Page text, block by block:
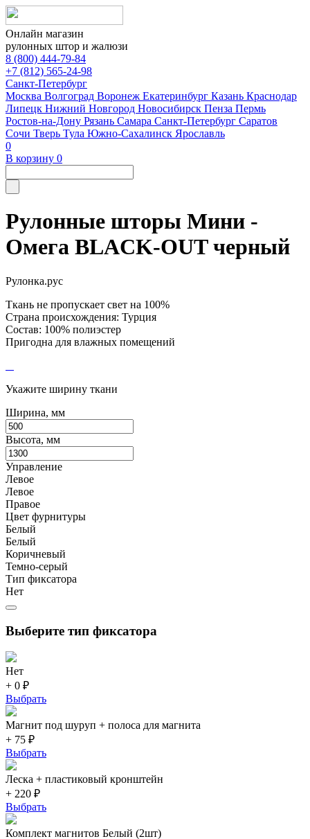
Онлайн магазин
рулонных штор и жалюзи
8 (800) 444-79-84
+7 (812) 565-24-98
Санкт-Петербург
Москва Волгоград Воронеж Екатеринбург Казань Краснодар
Липецк Нижний Новгород Новосибирск Пенза Пермь
Ростов-на-Дону Рязань Самара Санкт-Петербург Саратов
Сочи Тверь Тула Южно-Сахалинск Ярославль
0
В корзину 0
Рулонные шторы Мини -
Омега BLACK-OUT черный
Рулонка.рус
Ткань не пропускает свет на 100%
Страна происхождения: Турция
Состав: 100% полиэстер
Пригодна для влажных помещений
Укажите ширину ткани
Ширина, мм
Высота, мм
Управление
Левое
Левое
Правое
Цвет фурнитуры
Белый
Белый
Коричневый
Темно-серый
Тип фиксатора
Нет
Выберите тип фиксатора
Нет
+ 0 ₽
Выбрать
Магнит под шуруп + полоса для магнита
+ 75 ₽
Выбрать
Леска + пластиковый кронштейн
+ 220 ₽
Выбрать
Комплект магнитов Белый (2шт)